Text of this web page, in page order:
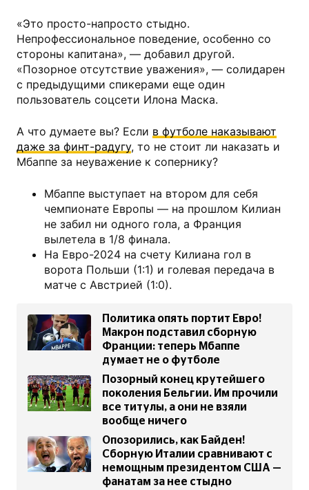
«Это просто-напросто стыдно.
Непрофессиональное поведение, особенно со
стороны капитана», — добавил другой.
«Позорное отсутствие уважения», — солидарен
с предыдущими спикерами еще один
пользователь соцсети Илона Маска.
А что думаете вы? Если в футболе наказывают
даже за финт-радугу, то не стоит ли наказать и
Мбаппе за неуважение к сопернику?
Мбаппе выступает на втором для себя
чемпионате Европы — на прошлом Килиан
не забил ни одного гола, а Франция
вылетела в 1/8 финала.
На Евро-2024 на счету Килиана гол в
ворота Польши (1:1) и голевая передача в
матче с Австрией (1:0).
Политика опять портит Евро!
Макрон подставил сборную
Франции: теперь Мбаппе
думает не о футболе
Позорный конец крутейшего
поколения Бельгии. Им прочили
все титулы, а они не взяли
вообще ничего
Опозорились, как Байден!
Сборную Италии сравнивают с
немощным президентом США —
фанатам за нее стыдно